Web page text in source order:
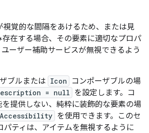
視覚的な間隔をあけるため、または見
存在する場合、その要素に適切なプロパ
ーザー補助サービスが無視できるよう
ブルまたは Icon
コンポーザブルの場
= null を設定します。コ
提供しない、純粋に装飾的な要素の場
を使用できます。このセ
パティは、アイテムを無視するように